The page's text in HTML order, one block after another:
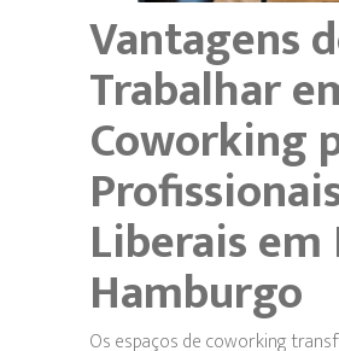
Vantagens
Trabalhar
Coworking
Liberais
Hamburgo
Os espaços de coworking